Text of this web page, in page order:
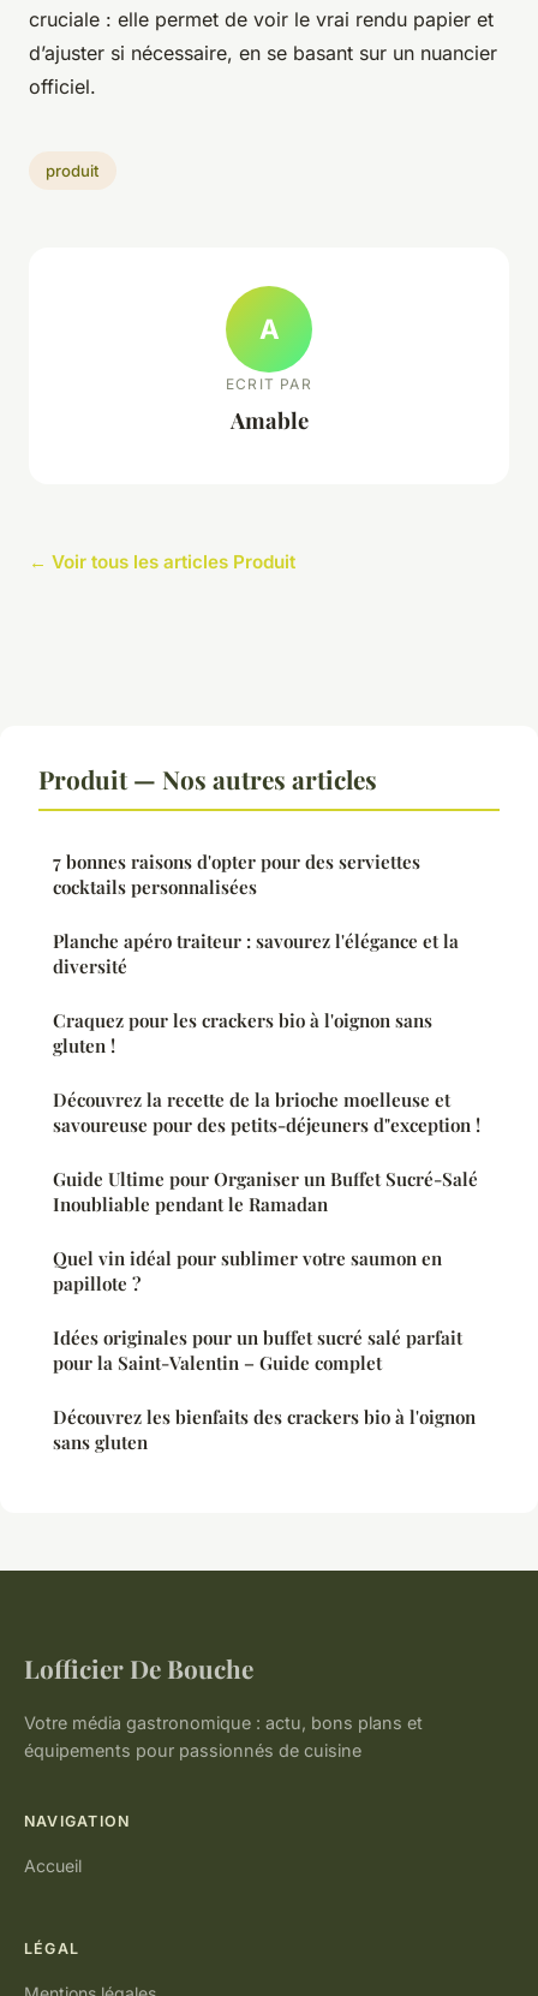
cruciale : elle permet de voir le vrai rendu papier et
d’ajuster si nécessaire, en se basant sur un nuancier
officiel.
produit
A
ECRIT PAR
Amable
← Voir tous les articles Produit
Produit — Nos autres articles
7 bonnes raisons d'opter pour des serviettes
cocktails personnalisées
Planche apéro traiteur : savourez l'élégance et la
diversité
Craquez pour les crackers bio à l'oignon sans
gluten !
Découvrez la recette de la brioche moelleuse et
savoureuse pour des petits-déjeuners d"exception !
Guide Ultime pour Organiser un Buffet Sucré-Salé
Inoubliable pendant le Ramadan
Quel vin idéal pour sublimer votre saumon en
papillote ?
Idées originales pour un buffet sucré salé parfait
pour la Saint-Valentin – Guide complet
Découvrez les bienfaits des crackers bio à l'oignon
sans gluten
Lofficier De Bouche
Votre média gastronomique : actu, bons plans et
équipements pour passionnés de cuisine
NAVIGATION
Accueil
LÉGAL